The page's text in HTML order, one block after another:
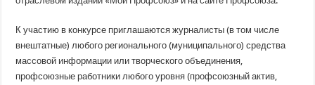
К участию в конкурсе приглашаются журналисты (в том числе
внештатные) любого регионального (муниципального) средства
массовой информации или творческого объединения,
профсоюзные работники любого уровня (профсоюзный актив,